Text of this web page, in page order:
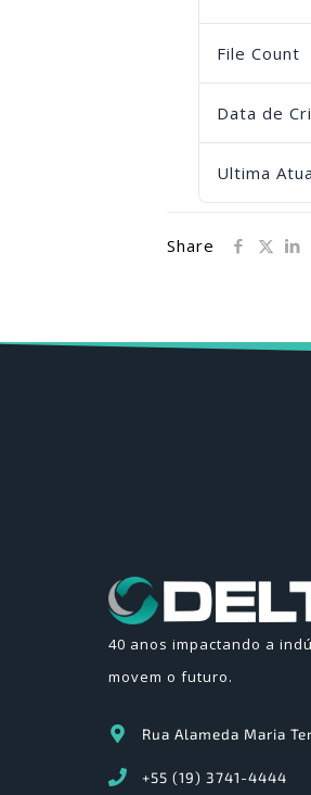
File Count
Data de
Ultima
Share
40 anos impactando a
movem o futuro.
Rua Alameda Maria
+55 (19) 3741-4444